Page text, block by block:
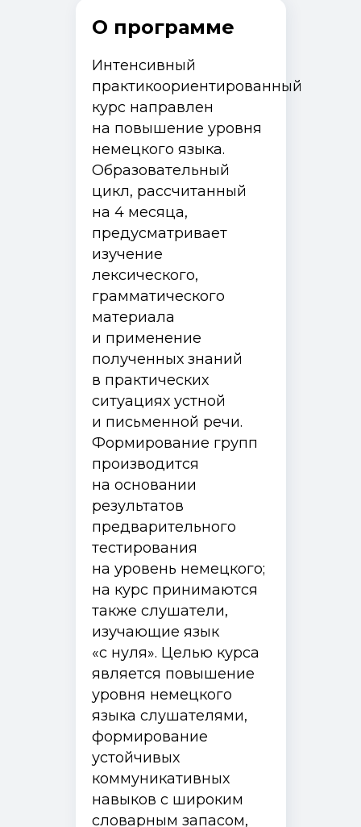
О программе
Интенсивный
практикоориентированный
курс направлен
на повышение уровня
немецкого языка.
Образовательный
цикл, рассчитанный
на 4 месяца,
предусматривает
изучение
лексического,
грамматического
материала
и применение
полученных знаний
в практических
ситуациях устной
и письменной речи.
Формирование групп
производится
на основании
результатов
предварительного
тестирования
на уровень немецкого;
на курс принимаются
также слушатели,
изучающие язык
«с нуля». Целью курса
является повышение
уровня немецкого
языка слушателями,
формирование
устойчивых
коммуникативных
навыков с широким
словарным запасом,